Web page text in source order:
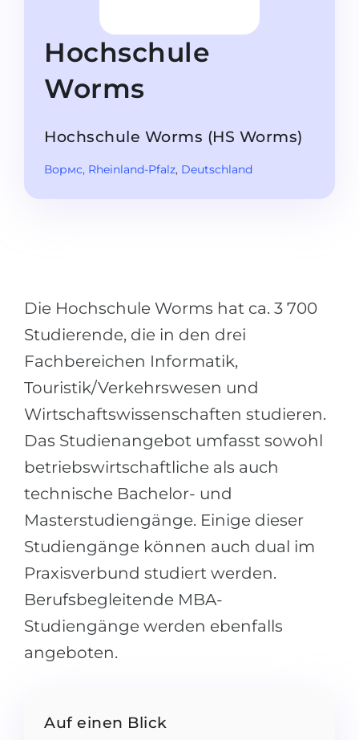
STUDIENKOLLEG
Studienkolleg-Kurse
Freshman / Foundation
GEOGRAFIE
Bundesländer
Städte
BERUFE
BERUFSORIENTIERUNG
Holland-Test
Interessenkarte-Test
RIASEC-Test
Erfolgzu
Master
Zweitstudium
2.–3. Studienjahr
Bachelorabschluss
Masterabschluss
BEWERBEN FÜR FACHRICHTUNG …
Medizin
Ingenieurwesen
Physik
BEWERBEN AUS …
Russland
Ukraine
Kasachstan
Hochschule
Worms
Hochschule Worms (HS Worms)
Вормс, Rheinland-Pfalz, Deutschland
Die Hochschule Worms hat ca. 3 700
Studierende, die in den drei
Fachbereichen Informatik,
Touristik/Verkehrswesen und
Wirtschaftswissenschaften studieren.
Das Studienangebot umfasst sowohl
betriebswirtschaftliche als auch
technische Bachelor- und
Masterstudiengänge. Einige dieser
Studiengänge können auch dual im
Praxisverbund studiert werden.
Berufsbegleitende MBA-
Studiengänge werden ebenfalls
angeboten.
Auf einen Blick